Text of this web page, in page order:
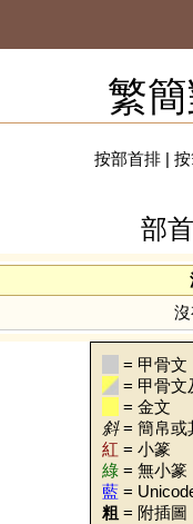
繁
按部首排|
部
= 甲骨文
= 甲骨文
= 金文
斜= 簡帛或
紅 = 小篆
綠 = 無小篆
藍 =
粗 = 附插圖